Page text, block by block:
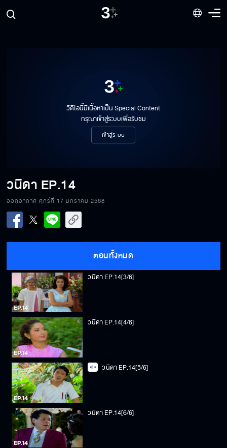
วิดีโอนี้มีเนื้อหาเป็น Special Content
กรุณาเข้าสู่ระบบเพื่อรับชม
เข้าสู่ระบบ
วนิดา EP.14
ออกอากาศ ศุกร์ที่ 17 มกราคม 2568
ตอนทั้งหมด
วนิดา EP.14[3/6]
วนิดา EP.14[4/6]
วนิดา EP.14[5/6]
วนิดา EP.14[6/6]